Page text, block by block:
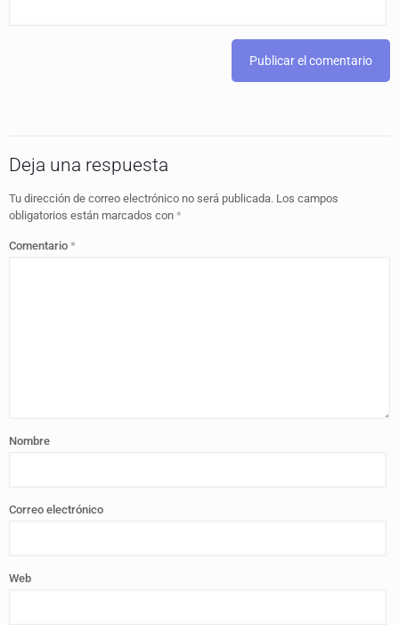
Deja una respuesta
Tu dirección de correo electrónico no será publicada. Los campos
obligatorios están marcados con *
Comentario *
Nombre
Correo electrónico
Web